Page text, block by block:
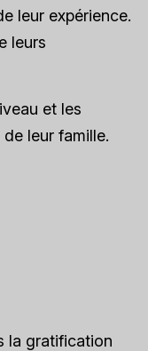
leur expérience.
leurs
et les
leur famille.
la gratification